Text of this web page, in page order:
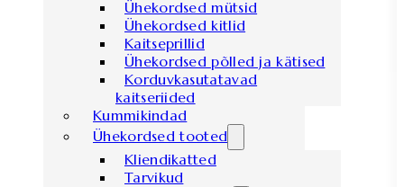
Ühekordsed mütsid
Ühekordsed kitlid
Kaitseprillid
Ühekordsed põlled ja kätised
Korduvkasutatavad
kaitseriided
Kummikindad
Ühekordsed tooted
Kliendikatted
Tarvikud